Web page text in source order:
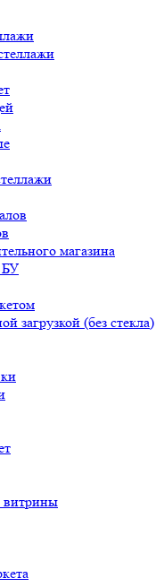
магазина
БУ
загрузкой (без стекла)
витрины